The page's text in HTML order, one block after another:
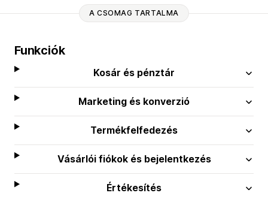
A CSOMAG TARTALMA
Funkciók
Kosár és pénztár
Marketing és konverzió
Termékfelfedezés
Vásárlói fiókok és bejelentkezés
Értékesítés